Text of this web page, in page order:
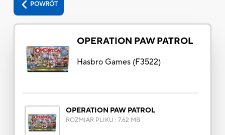
POWRÓT
OPERATION PAW PATROL
Hasbro Games(F3522)
OPERATION PAW PATROL
ROZMIAR PLIKU : 7.62 MB